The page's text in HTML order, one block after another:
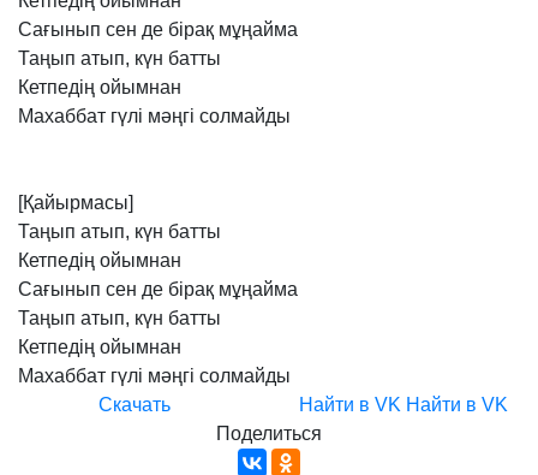
Сағынып сен де бірақ мұңайма
Таңып атып, күн батты
Кетпедің ойымнан
Махаббат гүлі мәңгі солмайды
[Қайырмасы]
Таңып атып, күн батты
Кетпедің ойымнан
Сағынып сен де бірақ мұңайма
Таңып атып, күн батты
Кетпедің ойымнан
Махаббат гүлі мәңгі солмайды
Скачать
Найти в VK Найти в VK
Поделиться